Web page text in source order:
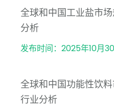
全球和中国工业盐市
分析
发布时间：2025年10月
全球和中国功能性饮
行业分析